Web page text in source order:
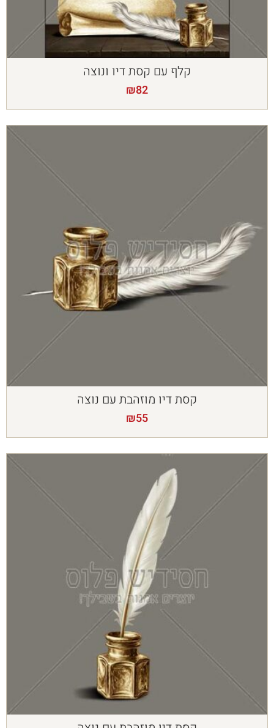
קלף עם קסת דיו ונוצה
₪82
קסת דיו מוזהבת עם נוצה
₪55